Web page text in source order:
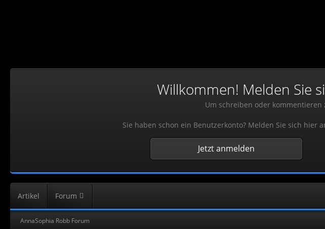
Willkommen! Melden Sie
Um schreiben oder
Sie haben schon ein Benutzerkonto? Melden Sie sich hier
Jetzt anmelden
Artikel Forum
AnnaSophia Robb Forum